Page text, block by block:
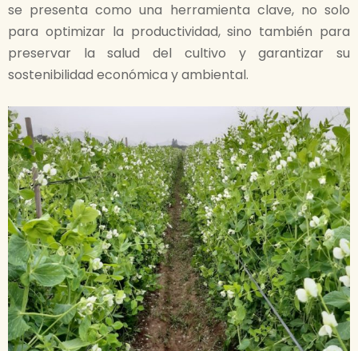
se presenta como una herramienta clave, no solo
para optimizar la productividad, sino también para
preservar la salud del cultivo y garantizar su
sostenibilidad económica y ambiental.